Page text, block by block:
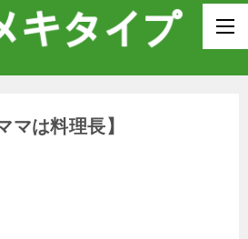
マは料理長】